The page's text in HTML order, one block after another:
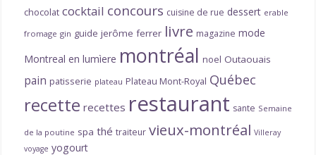
chocolat cocktail concours cuisine de rue dessert erable
fromage gin guide jerôme ferrer livre magazine mode
Montreal en lumìere montréal noel Outaouais
pain patisserie plateau Plateau Mont-Royal Québec
recette recettes restaurant sante Semaine
de la poutine spa thé traiteur vieux-montréal Villeray
voyage yogourt